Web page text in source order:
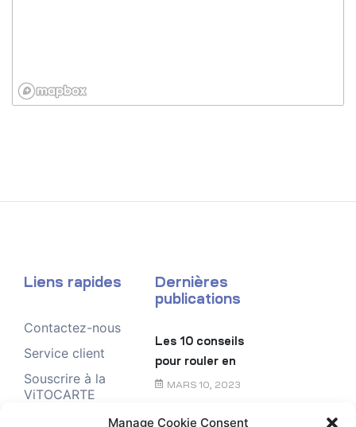
Manage Cookie Consent
Liens rapides
Contactez-nous
Service client
Souscrire à la
ViTOCARTE
Dernières
publications
Les 10 conseils
pour rouler en
toute sécurité
MARS 10, 2023